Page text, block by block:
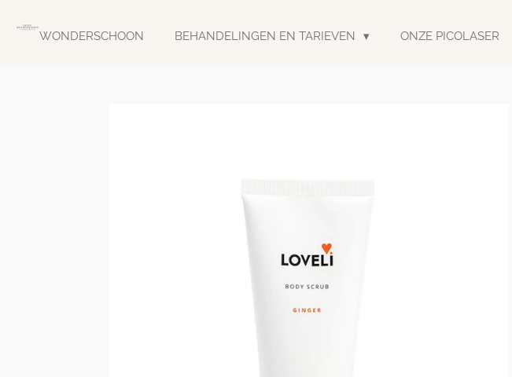
directWONDERSCHOON BEHANDELINGEN EN TARIEVEN ONZE PICOLASER